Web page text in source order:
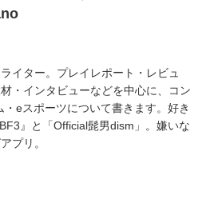
イター。プレイレポート・レビュ
・インタビューなどを中心に、コン
・eスポーツについて書きます。好き
』と「Official髭男dism」。嫌いな
プリ。